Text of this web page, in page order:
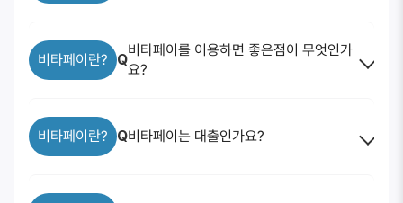
비타페이란? Q
비타페이를 이용하면 좋은점이 무엇인가
요?
비타페이란? Q비타페이는 대출인가요?